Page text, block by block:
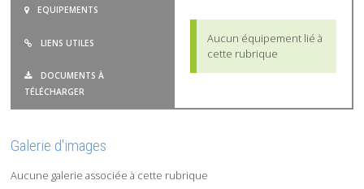
EQUIPEMENTS
LIENS UTILES
DOCUMENTS À
TÉLÉCHARGER
Aucun équipement lié à
cette rubrique
Galerie d'images
Aucune galerie associée à cette rubrique